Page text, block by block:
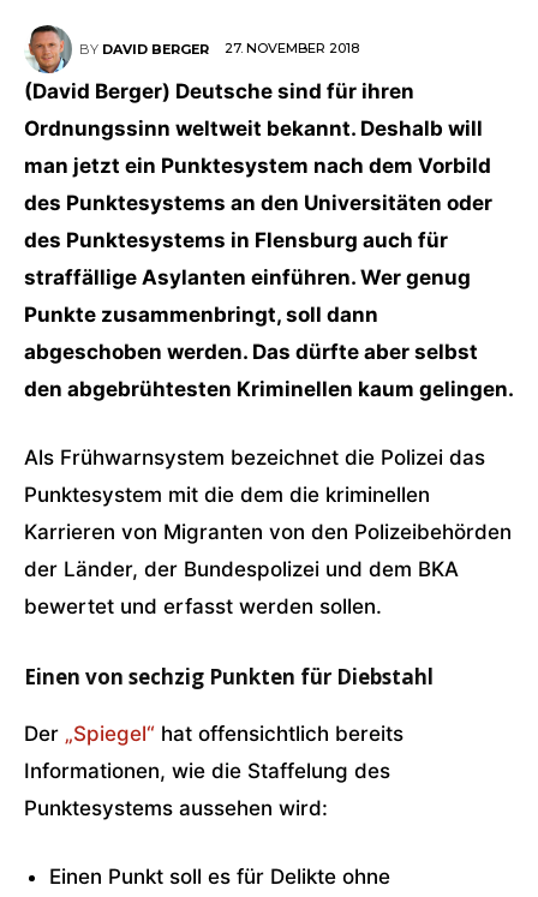
BY DAVID BERGER 27. NOVEMBER 2018
(David Berger) Deutsche sind für ihren
Ordnungssinn weltweit bekannt. Deshalb will
man jetzt ein Punktesystem nach dem Vorbild
des Punktesystems an den Universitäten oder
des Punktesystems in Flensburg auch für
straffällige Asylanten einführen. Wer genug
Punkte zusammenbringt, soll dann
abgeschoben werden. Das dürfte aber selbst
den abgebrühtesten Kriminellen kaum gelingen.
Als Frühwarnsystem bezeichnet die Polizei das
Punktesystem mit die dem die kriminellen
Karrieren von Migranten von den Polizeibehörden
der Länder, der Bundespolizei und dem BKA
bewertet und erfasst werden sollen.
Einen von sechzig Punkten für Diebstahl
Der „Spiegel“ hat offensichtlich bereits
Informationen, wie die Staffelung des
Punktesystems aussehen wird:
Einen Punkt soll es für Delikte ohne